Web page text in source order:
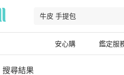
安心購 鑑定服
搜尋結果